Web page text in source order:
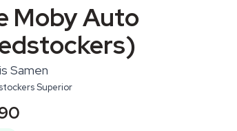
Moby Auto
Samen
Superior